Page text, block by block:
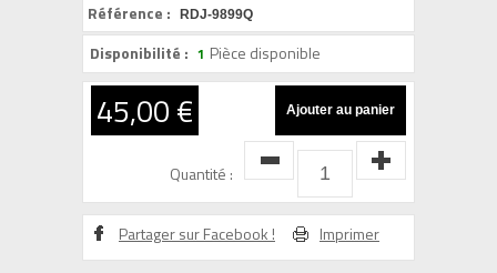
Référence : RDJ-9899Q
Disponibilité : 1 Pièce disponible
45,00 €
Quantité :
Partager sur Facebook ! Imprimer